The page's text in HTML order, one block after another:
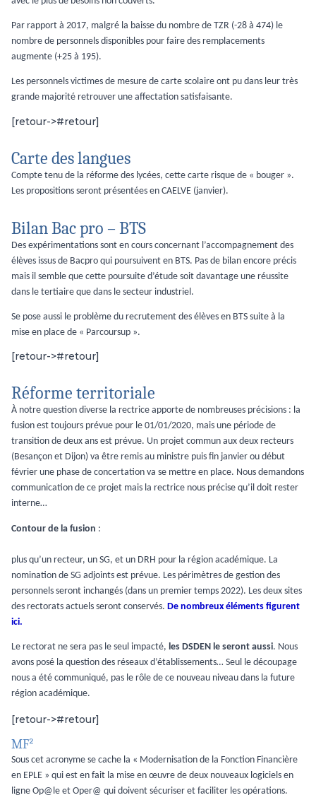
Par rapport à 2017, malgré la baisse du nombre de TZR (-28 à 474) le
nombre de personnels disponibles pour faire des remplacements
augmente (+25 à 195).
Les personnels victimes de mesure de carte scolaire ont pu dans leur très
grande majorité retrouver une affectation satisfaisante.
[retour->#retour]
Carte des langues
Compte tenu de la réforme des lycées, cette carte risque de « bouger ».
Les propositions seront présentées en CAELVE (janvier).
Bilan Bac pro – BTS
Des expérimentations sont en cours concernant l’accompagnement des
élèves issus de Bacpro qui poursuivent en BTS. Pas de bilan encore précis
mais il semble que cette poursuite d’étude soit davantage une réussite
dans le tertiaire que dans le secteur industriel.
Se pose aussi le problème du recrutement des élèves en BTS suite à la
mise en place de « Parcoursup ».
[retour->#retour]
Réforme territoriale
À notre question diverse la rectrice apporte de nombreuses précisions : la
fusion est toujours prévue pour le 01/01/2020, mais une période de
transition de deux ans est prévue. Un projet commun aux deux recteurs
(Besançon et Dijon) va être remis au ministre puis fin janvier ou début
février une phase de concertation va se mettre en place. Nous demandons
communication de ce projet mais la rectrice nous précise qu’il doit rester
interne…
Contour de la fusion :
plus qu’un recteur, un SG, et un DRH pour la région académique. La
nomination de SG adjoints est prévue. Les périmètres de gestion des
personnels seront inchangés (dans un premier temps 2022). Les deux sites
des rectorats actuels seront conservés. De nombreux éléments figurent
ici.
Le rectorat ne sera pas le seul impacté, les DSDEN le seront aussi. Nous
avons posé la question des réseaux d’établissements… Seul le découpage
nous a été communiqué, pas le rôle de ce nouveau niveau dans la future
région académique.
[retour->#retour]
MF²
Sous cet acronyme se cache la « Modernisation de la Fonction Financière
en EPLE » qui est en fait la mise en œuvre de deux nouveaux logiciels en
ligne Op@le et Oper@ qui doivent sécuriser et faciliter les opérations.